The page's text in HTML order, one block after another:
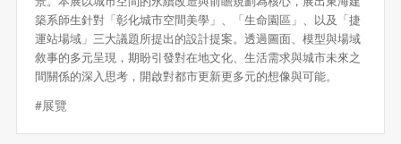
築系師生針對「彰化城市空間美學」、「生命園區」、以及「捷
運站場域」三大議題所提出的設計提案。透過圖面、模型與場域
敘事的多元呈現，期盼引發對在地文化、生活需求與城市未來之
間關係的深入思考，開啟對都市更新更多元的想像與可能。
#展覽